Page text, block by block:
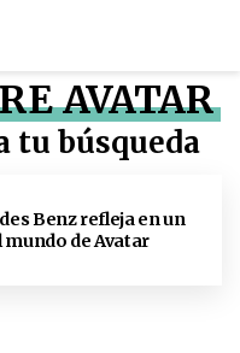
AVATAR
tu búsqueda
Benz refleja en un
mundo de Avatar